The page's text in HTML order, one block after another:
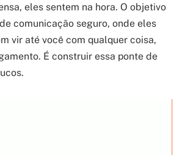
eles sentem na hora. O objetivo
comunicação seguro, onde eles
vir até você com qualquer coisa,
É construir essa ponte de